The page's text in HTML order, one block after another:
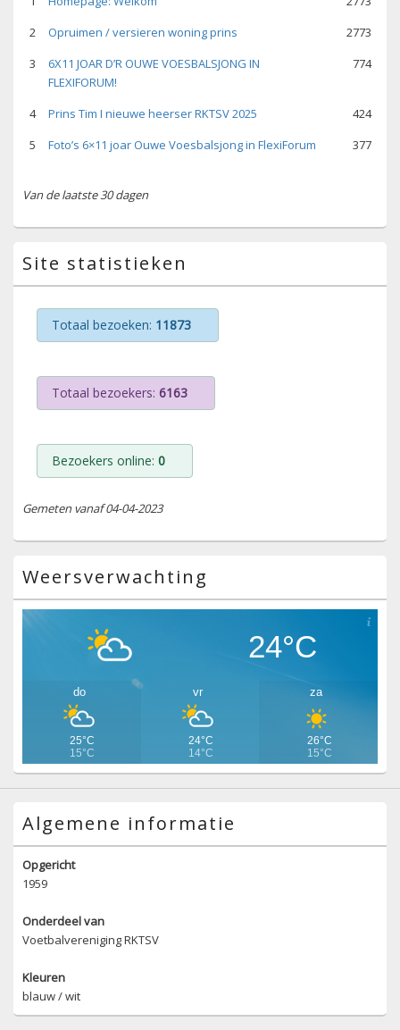
2
Opruimen / versieren woning prins
2773
3
6X11 JOAR D’R OUWE VOESBALSJONG IN
FLEXIFORUM!
774
4 Prins Tim I nieuwe heerser RKTSV 2025
424
5
Foto’s 6×11 joar Ouwe Voesbalsjong in FlexiForum 377
Van de laatste 30 dagen
Site statistieken
Totaal bezoeken: 11873
Totaal bezoekers: 6163
Bezoekers online: 0
Gemeten vanaf 04-04-2023
Weersverwachting
24°C
do
25°C
15°C
vr
24°C
14°C
za
26°C
15°C
Algemene informatie
Opgericht
1959
Onderdeel van
Voetbalvereniging RKTSV
Kleuren
blauw / wit